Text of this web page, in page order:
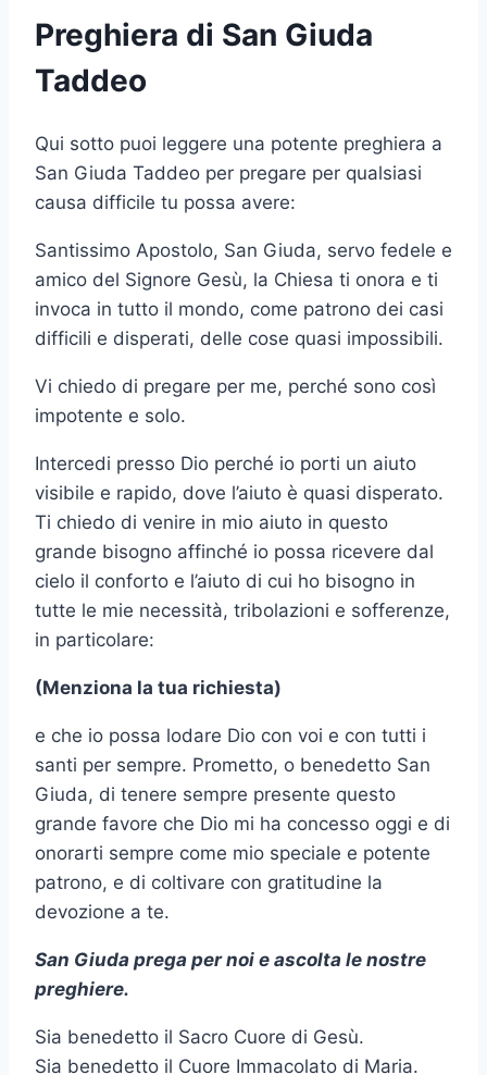
Preghiera di San Giuda
Taddeo
Qui sotto puoi leggere una potente preghiera a
San Giuda Taddeo per pregare per qualsiasi
causa difficile tu possa avere:
Santissimo Apostolo, San Giuda, servo fedele e
amico del Signore Gesù, la Chiesa ti onora e ti
invoca in tutto il mondo, come patrono dei casi
difficili e disperati, delle cose quasi impossibili.
Vi chiedo di pregare per me, perché sono così
impotente e solo.
Intercedi presso Dio perché io porti un aiuto
visibile e rapido, dove l’aiuto è quasi disperato.
Ti chiedo di venire in mio aiuto in questo
grande bisogno affinché io possa ricevere dal
cielo il conforto e l’aiuto di cui ho bisogno in
tutte le mie necessità, tribolazioni e sofferenze,
in particolare:
(Menziona la tua richiesta)
e che io possa lodare Dio con voi e con tutti i
santi per sempre. Prometto, o benedetto San
Giuda, di tenere sempre presente questo
grande favore che Dio mi ha concesso oggi e di
onorarti sempre come mio speciale e potente
patrono, e di coltivare con gratitudine la
devozione a te.
San Giuda prega per noi e ascolta le nostre
preghiere.
Sia benedetto il Sacro Cuore di Gesù.
Sia benedetto il Cuore Immacolato di Maria.